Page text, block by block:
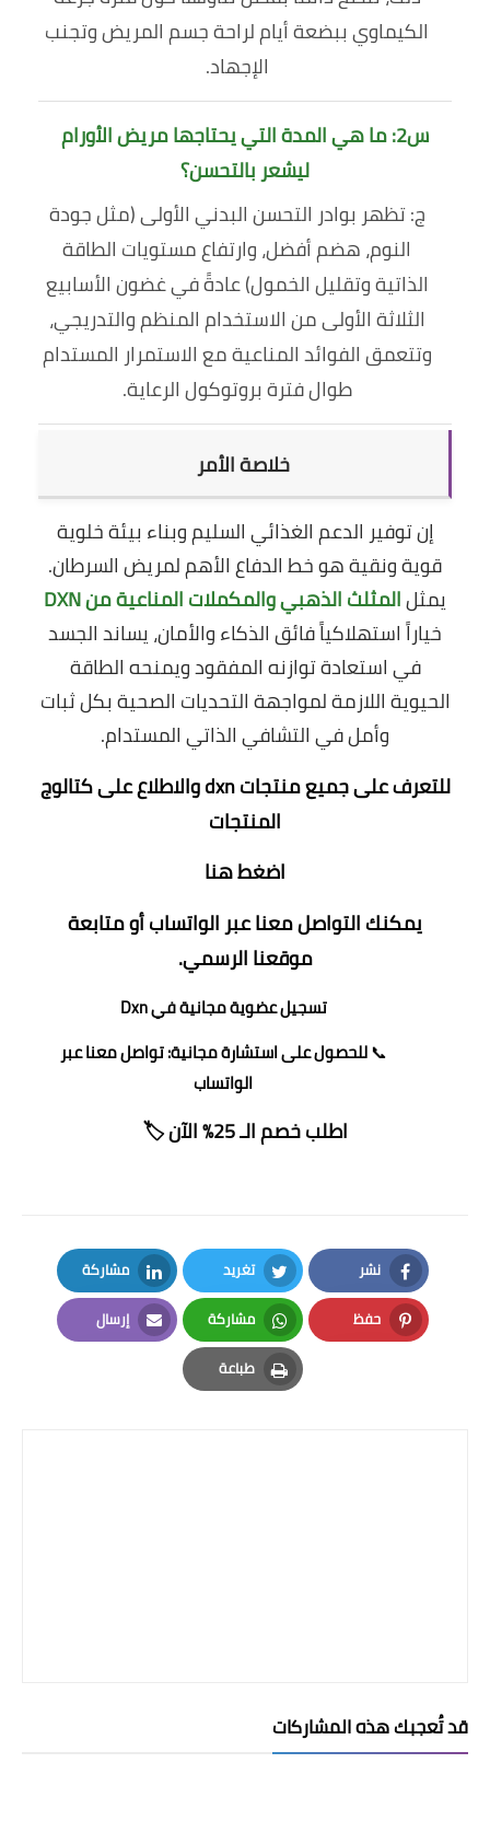
الكيماوي ببضعة أيام لراحة جسم المريض وتجنب
الإجهاد.
س2: ما هي المدة التي يحتاجها مريض الأورام
ليشعر بالتحسن؟
ج: تظهر بوادر التحسن البدني الأولى (مثل جودة
النوم، هضم أفضل، وارتفاع مستويات الطاقة
الذاتية وتقليل الخمول) عادةً في غضون الأسابيع
الثلاثة الأولى من الاستخدام المنظم والتدريجي،
وتتعمق الفوائد المناعية مع الاستمرار المستدام
طوال فترة بروتوكول الرعاية.
خلاصة الأمر
إن توفير الدعم الغذائي السليم وبناء بيئة خلوية
قوية ونقية هو خط الدفاع الأهم لمريض السرطان.
يمثلالمثلث الذهبي والمكملات المناعية من DXN
خياراً استهلاكياً فائق الذكاء والأمان، يساند الجسد
في استعادة توازنه المفقود ويمنحه الطاقة
الحيوية اللازمة لمواجهة التحديات الصحية بكل ثبات
وأمل في التشافي الذاتي المستدام.
للتعرف على جميع منتجات dxn والاطلاع على كتالوج
المنتجات
اضغط هنا
يمكنكالتواصل معنا عبر الواتسابأو متابعة
موقعنا الرسمي.
تسجيلعضوية مجانيةفي Dxn
📞للحصول على استشارة مجانية:تواصل معنا عبر
الواتساب
اطلب خصم الـ 25% الآن 🏷️
نشر
Facebook
تغريد
Twitter
مشاركة
LinkedIn
حفظ
Pinterest
مشاركة
Whatsapp
إرسال
Email
طباعة
Print
قد تُعجبك هذه المشاركات